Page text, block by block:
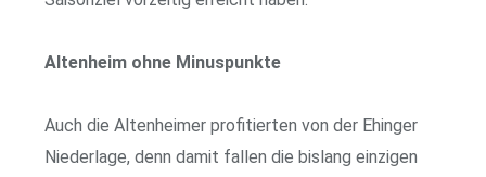
Altenheim ohne Minuspunkte
Auch die Altenheimer profitierten von der Ehinger
Niederlage, denn damit fallen die bislang einzigen